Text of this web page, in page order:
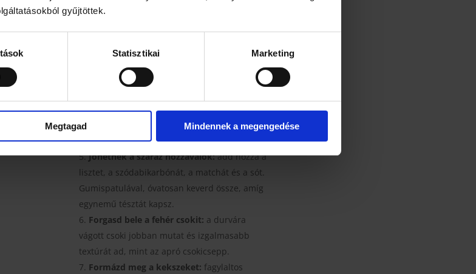
gyűjtöttek.
Statisztikai Marketing
Megtagad Mindennek a megengedése
majd add hozzá. Akkor jó, ha csendesen
elolvad, nem habzik és nem sistereg.
majd dolgozd össze alaposan.
egész tojást és a 2 tojássárgáját. Körülbelül
30 másodpercig verd, amíg a keverék simább
és fényesebb lesz.
Jöhetnek a száraz hozzávalók:add hozzá a
lisztet, a szódabikarbónát, a matchát és a sót.
Gumispatulával, óvatosan keverd össze, amíg
egynemű tésztát kapsz.
Forgasd bele a fehér csokit: a durvára
vágott csoki jobban mutat és izgalmasabb
textúrát ad, mint az apró csokicsepp.
Formázd meg a kekszeket: fagylaltos